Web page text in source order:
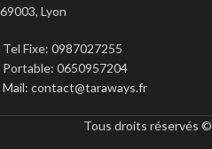
69003, Lyon
Tel Fixe: 0987027255
Portable: 0650957204
Mail: contact@taraways.fr
Tous droits réservés ©